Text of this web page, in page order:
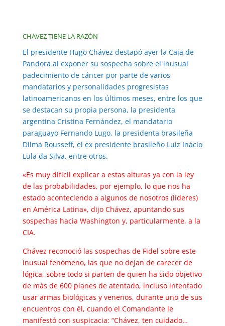
CHAVEZ TIENE LA RAZÓN
El presidente Hugo Chávez destapó ayer la Caja de
Pandora al exponer su sospecha sobre el inusual
padecimiento de cáncer por parte de varios
mandatarios y personalidades progresistas
latinoamericanos en los últimos meses, entre los que
se destacan su propia persona, la presidenta
argentina Cristina Fernández, el mandatario
paraguayo Fernando Lugo, la presidenta brasileña
Dilma Rousseff, el ex presidente brasileño Luiz Inácio
Lula da Silva, entre otros.
«Es muy difícil explicar a estas alturas ya con la ley
de las probabilidades, por ejemplo, lo que nos ha
estado aconteciendo a algunos de nosotros (líderes)
en América Latina», dijo Chávez, apuntando sus
sospechas hacia Washington y, particularmente, a la
CIA.
Chávez reconoció las sospechas de Fidel sobre este
inusual fenómeno, las que no dejan de carecer de
lógica, sobre todo si parten de quien ha sido objetivo
de más de 600 planes de atentado, incluso intentado
usar armas biológicas y venenos, durante uno de sus
encuentros con él, cuando el Comandante le
manifestó con suspicacia: “Chávez, ten cuidado…